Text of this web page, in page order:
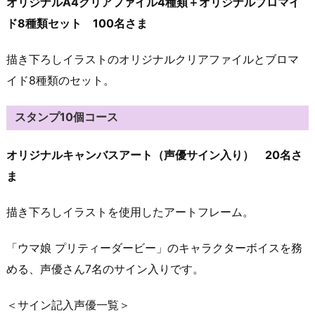
ド8種類セット 100名さま
描き下ろしイラストのオリジナルクリアファイルとブロマ
イド8種類のセット。
スタンプ10個コース
オリジナルキャンバスアート（声優サイン入り） 20名さ
ま
描き下ろしイラストを使用したアートフレーム。
「ウマ娘 プリティーダービー」のキャラクターボイスを務
める、声優さん7名のサイン入りです。
＜サイン記入声優一覧＞